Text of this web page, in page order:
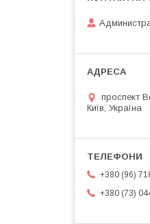
проспект
Київ, Україна
+380 (96)
+380 (73)